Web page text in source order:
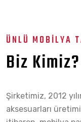
ÜNLÜ MOBİLYA
Biz Kimiz?
Şirketimiz, 2012
aksesuarları